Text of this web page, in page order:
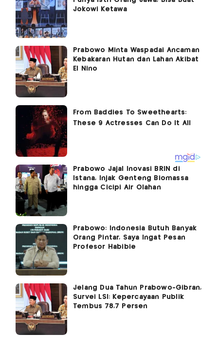
Jokowi Ketawa
Prabowo Minta Waspadai Ancaman
Kebakaran Hutan dan Lahan Akibat
El Nino
Prabowo Jajal Inovasi BRIN di
Istana, Injak Genteng Biomassa
hingga Cicipi Air Olahan
Prabowo: Indonesia Butuh Banyak
Orang Pintar, Saya Ingat Pesan
Profesor Habibie
Jelang Dua Tahun Prabowo-Gibran,
Survei LSI: Kepercayaan Publik
Tembus 78,7 Persen